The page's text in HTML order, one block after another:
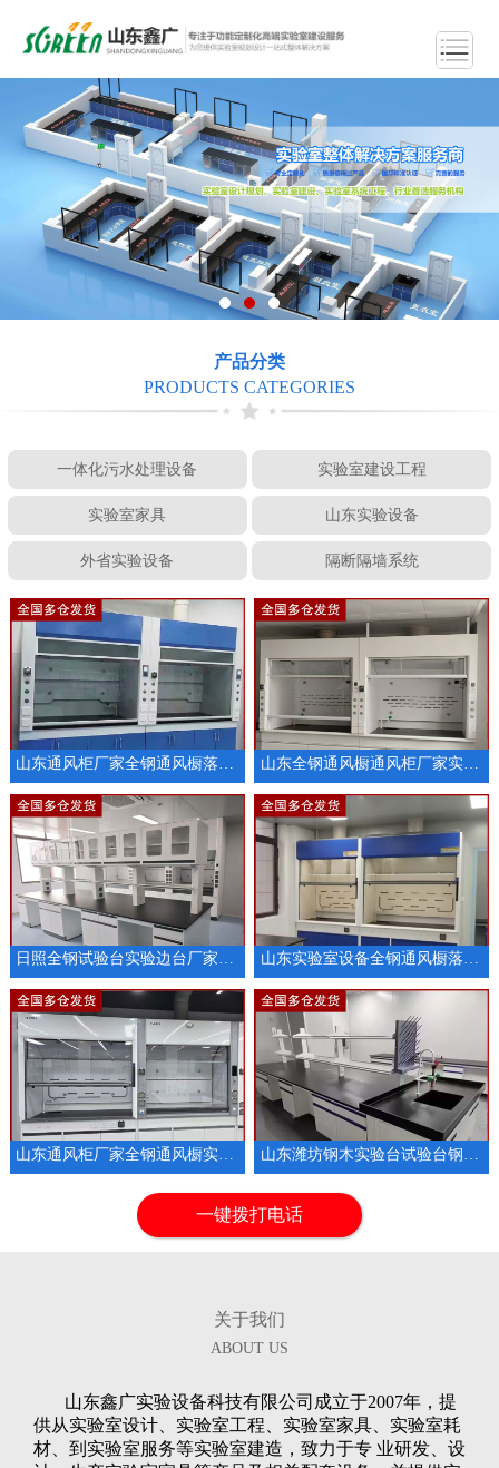
1 3
产品分类
PRODUCTS CATEGORIES
一体化污水处理设备 实验室建设工程
实验室家具 山东实验设备
外省实验设备 隔断隔墙系统
山东全钢通风橱通风柜厂家实验室家具供应
日照全钢试验台实验边台厂家定制 山东实验室设备全钢通风橱落地通风柜厂家
一键拨打电话
关于我们
ABOUT US
山东鑫广实验设备科技有限公司成立于2007年，提
供从实验室设计、实验室工程、实验室家具、实验室耗
材、到实验室服务等实验室建造，致力于专 业研发、设